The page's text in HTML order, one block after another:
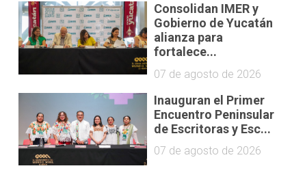
Consolidan IMER y
Gobierno de Yucatán
alianza para
fortalece...
07 de agosto de 2026
Inauguran el Primer
Encuentro Peninsular
de Escritoras y Esc...
07 de agosto de 2026